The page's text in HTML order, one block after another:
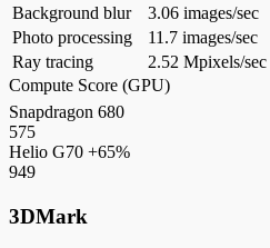
Background blur
3.06 images/sec
Photo processing
11.7 images/sec
Ray tracing
2.52 Mpixels/sec
Compute Score (GPU)
Snapdragon 680
575
Helio G70 +65%
949
3DMark